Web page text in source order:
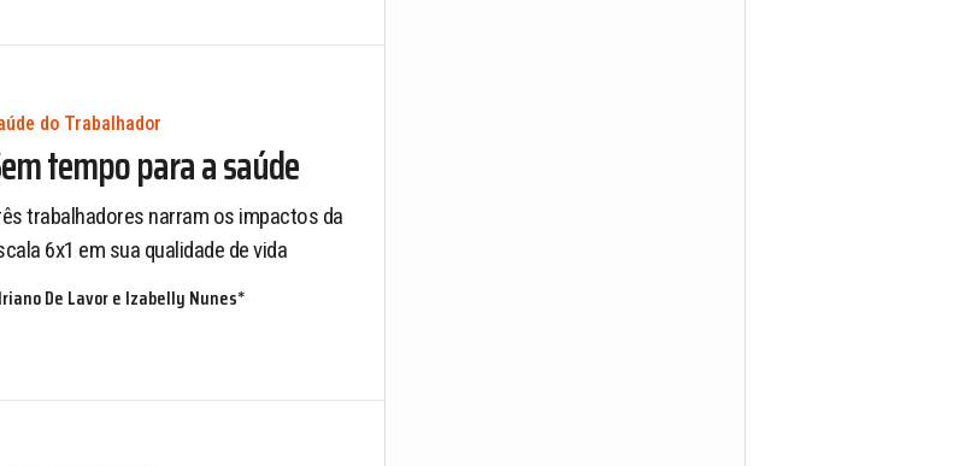
do Trabalhador
tempo para a saúde
trabalhadores narram os impactos da
6x1 em sua qualidade de vida
De Lavor e Izabelly Nunes*